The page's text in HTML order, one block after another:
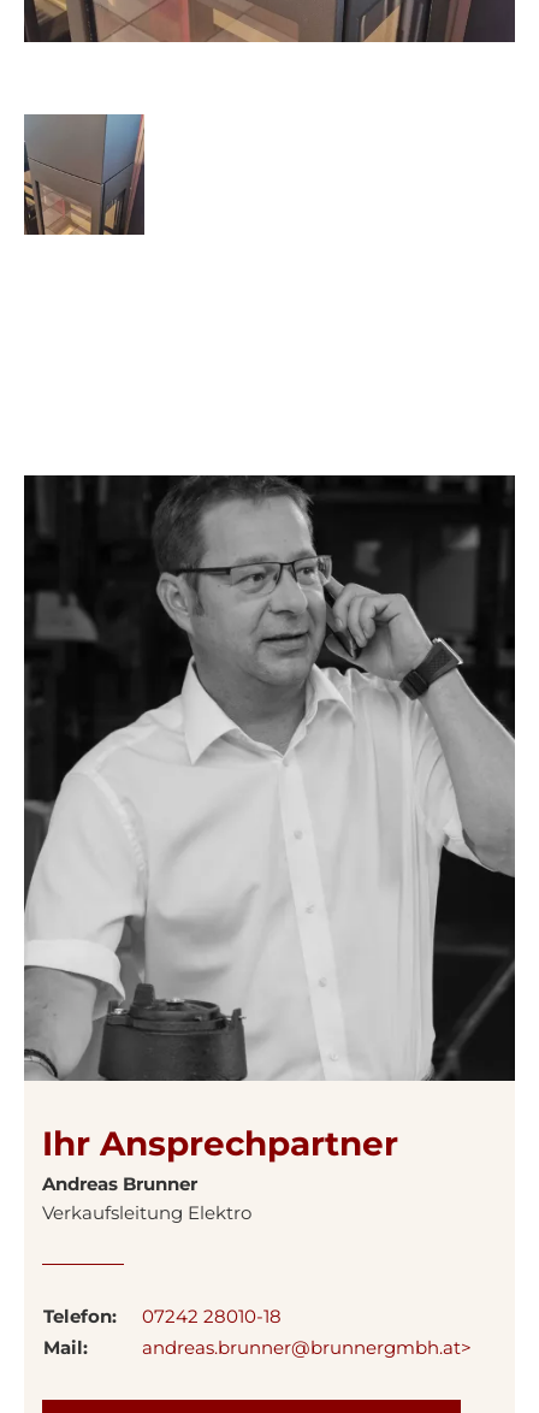
Ihr Ansprechpartner
Andreas Brunner
Verkaufsleitung Elektro
Telefon:
07242 28010-18
Mail:
andreas.brunner@brunnergmbh.at>